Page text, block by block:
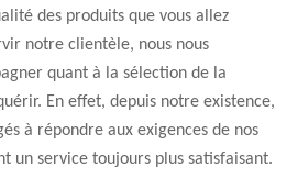
des produits que vous allez
notre clientèle, nous nous
quant à la sélection de la
En effet, depuis notre existence,
à répondre aux exigences de nos
un service toujours plus satisfaisant.